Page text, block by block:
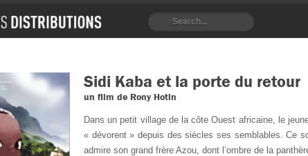
Sidi Kaba et la porte du retour
un film de Rony Hotin
Dans un petit village de la côte Ouest africaine, le
« dévorent » depuis des siècles ses semblables. Ce
admire son grand frère Azou, dont l’ombre de la